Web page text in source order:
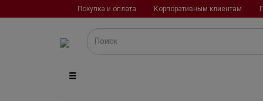
Покупка и оплата Корпоративным клиентам